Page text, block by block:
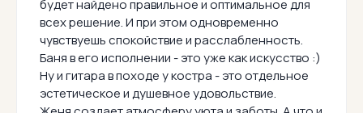
будет найдено правильное и оптимальное для
всех решение. И при этом одновременно
чувствуешь спокойствие и расслабленность.
Баня в его исполнении - это уже как искусство :)
Ну и гитара в походе у костра - это отдельное
эстетическое и душевное удовольствие.